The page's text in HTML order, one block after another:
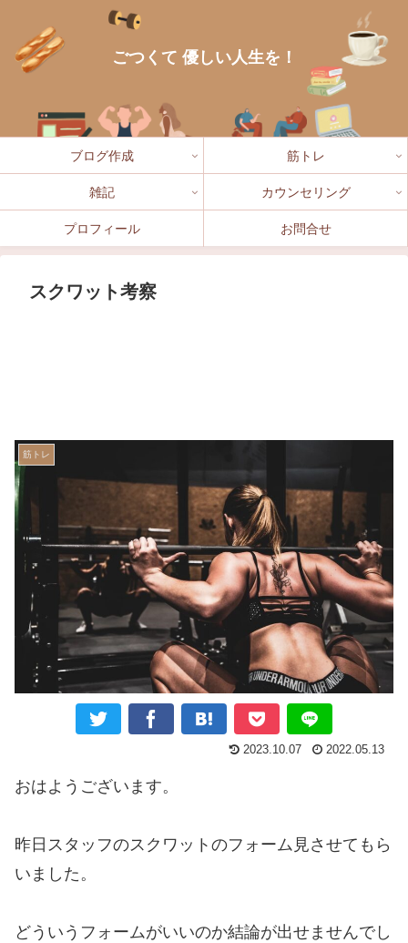
ごつくて 優しい人生を！
ブログ作成 筋トレ
雑記 カウンセリング
プロフィール お問合せ
スクワット考察
筋トレ
2023.10.07 2022.05.13
おはようございます。
昨日スタッフのスクワットのフォーム見させてもら
いました。
どういうフォームがいいのか結論が出せませんでし